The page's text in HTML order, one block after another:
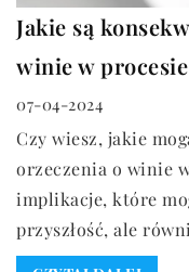
Jakie są
winie w
07-04-2024
Czy wiesz, jakie
orzeczenia o winie
implikacje, które
przyszłość, ale